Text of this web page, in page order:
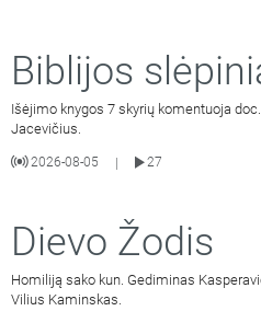
Biblijos
Išėjimo knygos 7 skyrių komentuoja
Jacevičius.
2026-08-05 |
27
Dievo Žodis
Homiliją sako kun. Gediminas
Vilius Kaminskas.